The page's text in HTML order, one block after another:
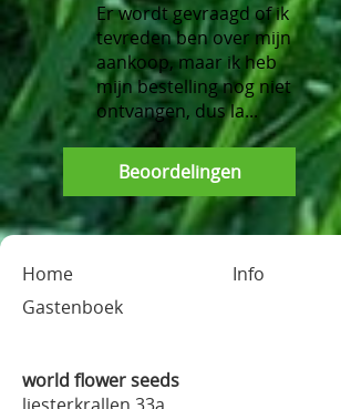
Er wordt gevraagd of ik
tevreden ben over mijn
aankoop, maar ik heb
mijn bestelling nog niet
ontvangen, dus la...
Beoordelingen
Home Info
Gastenboek
world flower seeds